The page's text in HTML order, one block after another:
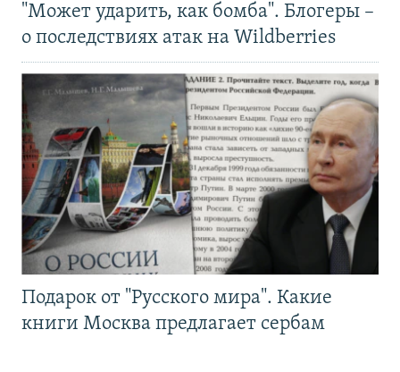
"Может ударить, как бомба". Блогеры –
о последствиях атак на Wildberries
Подарок от "Русского мира". Какие
книги Москва предлагает сербам